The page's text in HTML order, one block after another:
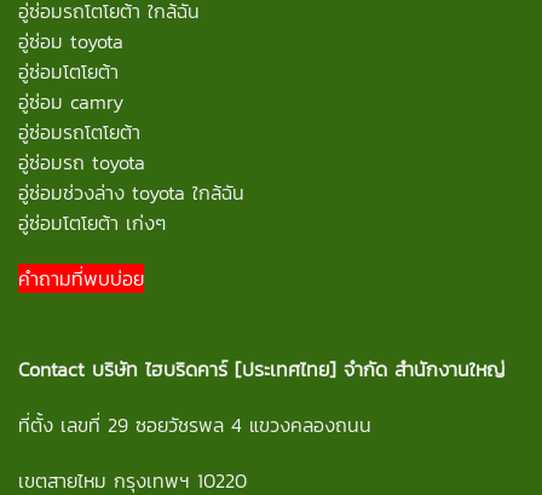
อู่ซ่อมรถโตโยต้า ใกล้ฉัน
อู่ซ่อม toyota
อู่ซ่อมโตโยต้า
อู่ซ่อม camry
อู่ซ่อมรถโตโยต้า
อู่ซ่อมรถ toyota
อู่ซ่อมช่วงล่าง toyota ใกล้ฉัน
อู่ซ่อมโตโยต้า เก่งๆ
คำถามที่พบบ่อย
Contact บริษัท ไฮบริดคาร์ [ประเทศไทย] จำกัด สำนักงานใหญ่
ที่ตั้ง เลขที่ 29 ซอยวัชรพล 4 แขวงคลองถนน
เขตสายไหม กรุงเทพฯ 10220